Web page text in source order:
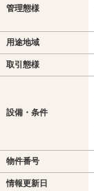
管理態様
用途地域
取引態様
設備・条件
物件番号
情報更新日